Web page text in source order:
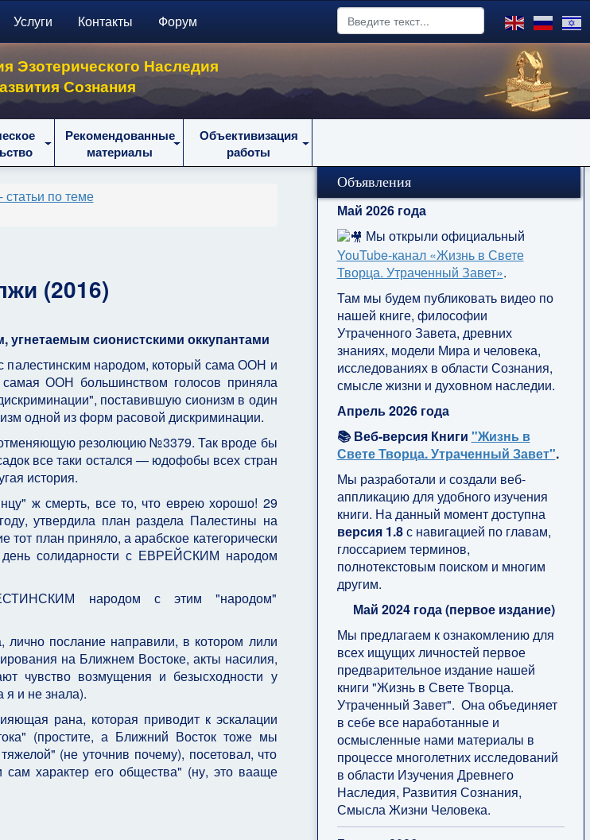
Услуги Контакты Форум
Эзотерического Наследия
Сознания
Рекомендованные
материалы
Объективизация
работы
по теме
(2016)
сионистскими оккупантами
народом, который сама ООН и
самая ООН большинством голосов приняла
поставившую сионизм в один
одной из форм расовой дискриминации.
резолюцию №3379. Так вроде бы
все таки остался — юдофобы всех стран
история.
ж смерть, все то, что еврею хорошо! 29
утвердила план раздела Палестины на
тот план приняло, а арабское категорически
солидарности с ЕВРЕЙСКИМ народом
народом с этим "народом"
послание направили, в котором лили
на Ближнем Востоке, акты насилия,
чувство возмущения и безысходности у
я и не знала).
рана, которая приводит к эскалации
(простите, а Ближний Восток тоже мы
(не уточнив почему), посетовал, что
сам характер его общества" (ну, это вааще
Объявления
Май 2026 года
Мы открыли официальный
YouTube‑канал «Жизнь в Свете
Творца. Утраченный Завет».
Там мы будем публиковать видео по
нашей книге, философии
Утраченного Завета, древних
знаниях, модели Мира и человека,
исследованиях в области Сознания,
смысле жизни и духовном наследии.
Апрель 2026 года
📚 Веб-версия Книги "Жизнь в
Свете Творца. Утраченный Завет".
Мы разработали и создали веб-
аппликацию для удобного изучения
книги. На данный момент доступна
версия 1.8с навигацией по главам,
глоссарием терминов,
полнотекстовым поиском и многим
другим.
Май 2024 года (первое издание)
Мы предлагаем к ознакомлению для
всех ищущих личностей первое
предварительное издание нашей
книги "Жизнь в Свете Творца.
Утраченный Завет". Она объединяет
в себе все наработанные и
осмысленные нами материалы в
процессе многолетних исследований
в области Изучения Древнего
Наследия, Развития Сознания,
Смысла Жизни Человека.